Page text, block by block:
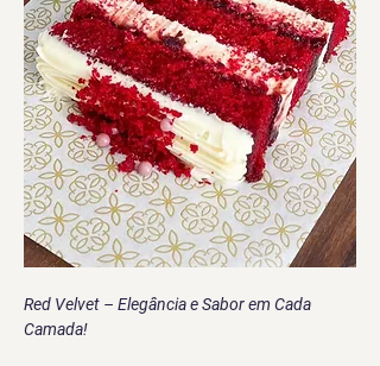
Red Velvet – Elegância e Sabor em Cada
Camada!